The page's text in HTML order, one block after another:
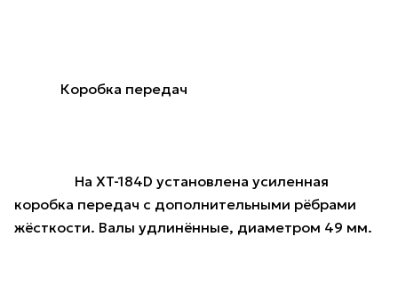
Коробка передач
На XT-184D установлена усиленная
коробка передач с дополнительными рёбрами
жёсткости. Валы удлинённые, диаметром 49 мм.